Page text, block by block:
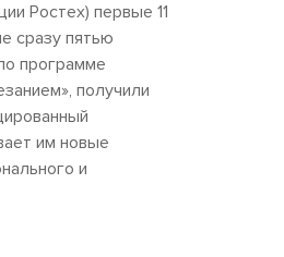
Ростех) первые 11
сразу пятью
программе
получили
им новые
и